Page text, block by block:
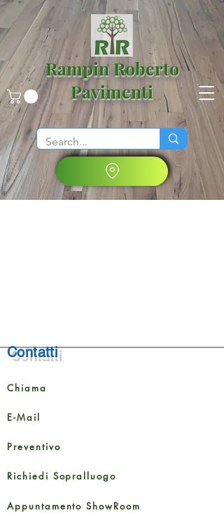
Rampin Roberto
Pavimenti
Contatti
Chiama
E-Mail
Preventivo
Richiedi Sopralluogo
Appuntamento ShowRoom